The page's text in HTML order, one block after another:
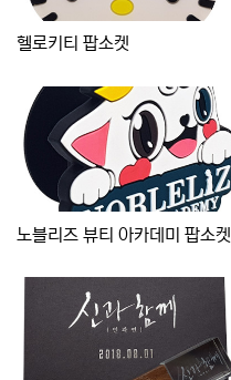
헬로키티 팝소켓
노블리즈 뷰티 아카데미 팝소켓